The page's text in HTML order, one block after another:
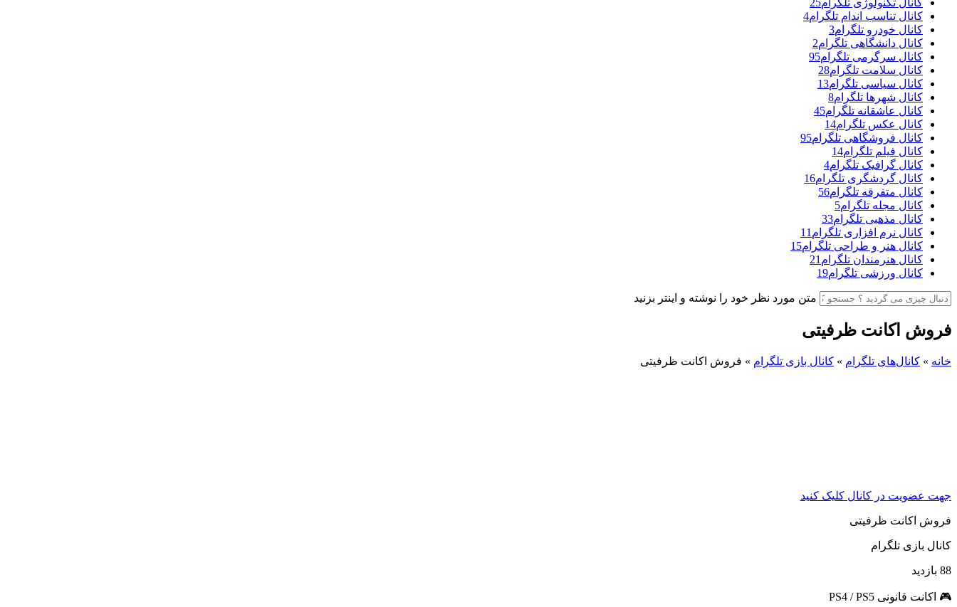
کانال تناسب اندام تلگرام4
کانال خودرو تلگرام3
کانال دانشگاهی تلگرام2
کانال سرگرمی تلگرام95
کانال سلامت تلگرام28
کانال سیاسی تلگرام13
کانال شهرها تلگرام8
کانال عاشقانه تلگرام45
کانال عکس تلگرام14
کانال فروشگاهی تلگرام95
کانال فیلم تلگرام14
کانال گرافیک تلگرام4
کانال گردشگری تلگرام16
کانال متفرقه تلگرام56
کانال مجله تلگرام5
کانال مذهبی تلگرام33
کانال نرم افزاری تلگرام 11
کانال هنر و طراحی تلگرام15
کانال هنرمندان تلگرام 21
کانال ورزشی تلگرام19
متن مورد نظر خود را نوشته و اینتر بزنید
فروش اکانت ظرفیتی
خانه » کانال‌های تلگرام » کانال بازی تلگرام » فروش اکانت ظرفیتی
جهت عضویت در کانال کلیک کنید
فروش اکانت ظرفیتی
کانال بازی تلگرام
88 بازدید
🎮 اکانت قانونی PS4 / PS5